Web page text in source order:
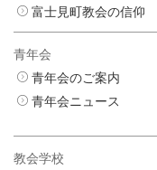
富士見町教会の信仰
青年会
青年会のご案内
青年会ニュース
教会学校